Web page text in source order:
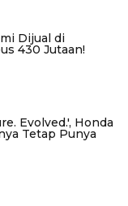
Dijual di
430 Jutaan!
Evolved.', Honda
Tetap Punya